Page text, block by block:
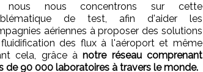
nous nous concentrons sur cette
de test, afin d'aider les
aériennes à proposer des solutions
des flux à l'aéroport et même
cela, grâce ànotre réseau comprenant
de 90 000 laboratoires à travers le monde.